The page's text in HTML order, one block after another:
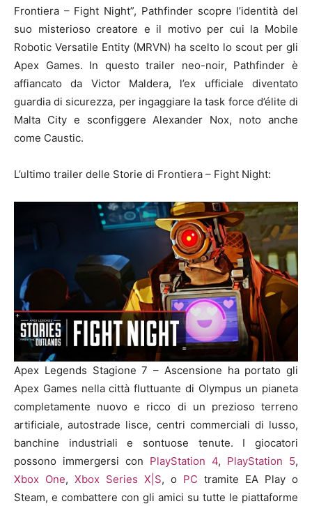
Frontiera – Fight Night”, Pathfinder scopre l’identità del
suo misterioso creatore e il motivo per cui la Mobile
Robotic Versatile Entity (MRVN) ha scelto lo scout per gli
Apex Games. In questo trailer neo-noir, Pathfinder è
affiancato da Victor Maldera, l’ex ufficiale diventato
guardia di sicurezza, per ingaggiare la task force d’élite di
Malta City e sconfiggere Alexander Nox, noto anche
come Caustic.
L’ultimo trailer delle Storie di Frontiera – Fight Night:
Apex Legends Stagione 7 – Ascensione ha portato gli
Apex Games nella città fluttuante di Olympus un pianeta
completamente nuovo e ricco di un prezioso terreno
artificiale, autostrade lisce, centri commerciali di lusso,
banchine industriali e sontuose tenute. I giocatori
possono immergersi con PlayStation 4, PlayStation 5,
Xbox One, Xbox Series X|S, o PC tramite EA Play o
Steam, e combattere con gli amici su tutte le piattaforme